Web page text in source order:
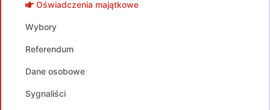
Oświadczenia majątkowe
Wybory
Referendum
Dane osobowe
Sygnaliści